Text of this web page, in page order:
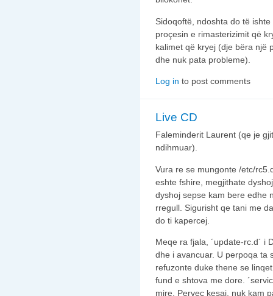
Sidoqoftë, ndoshta do të
proçesin e rimasterizimit që
kalimet që kryej (dje bëra një
dhe nuk pata probleme).
Log in to post comments
Live CD
Faleminderit Laurent (qe je
ndihmuar).
Vura re se mungonte /etc/
eshte fshire, megjithate
dyshoj sepse kam bere edhe
rregull. Sigurisht qe tani me
do ti kapercej.
Meqe ra fjala, ´update-rc.d´ i
dhe i avancuar. U perpoqa ta
refuzonte duke thene se
fund e shtova me dore.
mire. Pervec kesaj, nuk kam